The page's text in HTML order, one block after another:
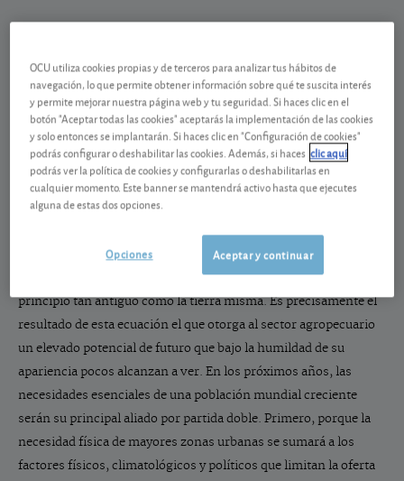
identificar correctamente los sectores que presentan sólidas
perspectivas de crecimiento. Si usted busca a su alrededor, las
respuestas más habituales tendrán sin duda un alto contenido
en innovación, como la robótica o la biotecnología. Pero no se
equivoque, el fruto de la innovación suele estar reservado a muy
pocos bolsillos pudientes y a veces responde únicamente a
modas pasajeras.
Al final todo se resume a la ley de la oferta y la demanda, un
principio tan antiguo como la tierra misma. Es precisamente el
resultado de esta ecuación el que otorga al sector agropecuario
un elevado potencial de futuro que bajo la humildad de su
apariencia pocos alcanzan a ver. En los próximos años, las
necesidades esenciales de una población mundial creciente
serán su principal aliado por partida doble. Primero, porque la
necesidad física de mayores zonas urbanas se sumará a los
factores físicos, climatológicos y políticos que limitan la oferta
OCU utiliza cookies propias y de terceros para analizar tus hábitos de
navegación, lo que permite obtener información sobre qué te suscita interés
y permite mejorar nuestra página web y tu seguridad. Si haces clic en el
botón "Aceptar todas las cookies" aceptarás la implementación de las cookies
y solo entonces se implantarán. Si haces clic en "Configuración de cookies"
podrás configurar o deshabilitar las cookies. Además, si haces clic aquí
podrás ver la política de cookies y configurarlas o deshabilitarlas en
cualquier momento. Este banner se mantendrá activo hasta que ejecutes
alguna de estas dos opciones.
Aceptar y continuar
Opciones